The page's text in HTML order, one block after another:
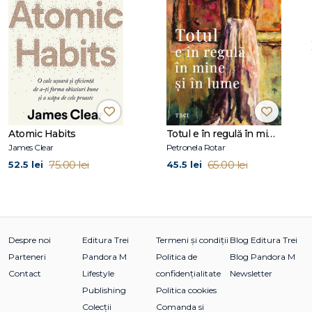
Cuprins:
Introducere. Promisiunea integralităţii
1. Nasul fals al fericirii
2. Apariţia clasei confortabile
3. Ce-i aşa de bine să te simţi rău?
4. Cum te pot submina emoţiile pozitive
5. Dincolo de obsesia pentru mindfulness
6. Efectul Teddy
7. Întreaga poveste
Atomic Habits
James Clear
52.5 lei 75.00 lei
Totul e în regulă în mine și în lume
Petronela Rotar
45.5 lei 65.00 lei
Despre noi
Parteneri
Contact
Editura Trei
Pandora M
Lifestyle
Publishing
Colecții
Termeni și condiții
Politica de
confidențialitate
Politica cookies
Comanda si
Blog Editura Trei
Blog Pandora M
Newsletter